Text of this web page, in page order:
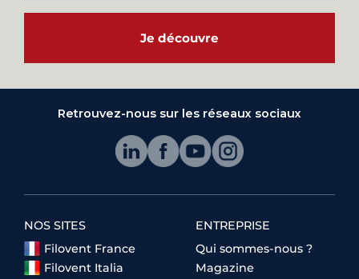
Je découvre
Retrouvez-nous sur les réseaux sociaux
NOS SITES
Filovent France
Filovent Italia
ENTREPRISE
Qui sommes-nous ?
Magazine